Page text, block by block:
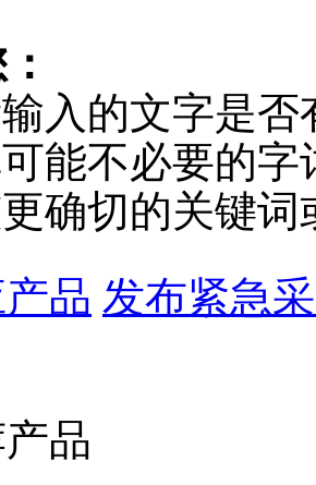
入的文字是否
能不必要的字
确切的关键
品 发布紧急
品